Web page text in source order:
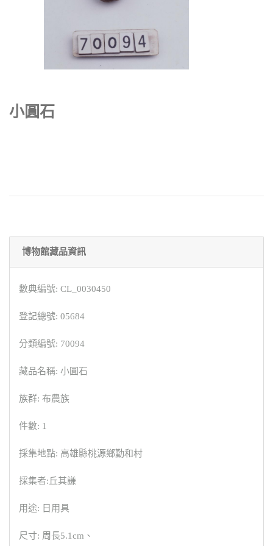
小圓石
博物館藏品資訊
數典編號: CL_0030450
登記總號: 05684
分類編號: 70094
藏品名稱: 小圓石
族群: 布農族
件數: 1
採集地點: 高雄縣桃源鄉勤和村
採集者:丘其謙
用途: 日用具
尺寸: 周長5.1cm、